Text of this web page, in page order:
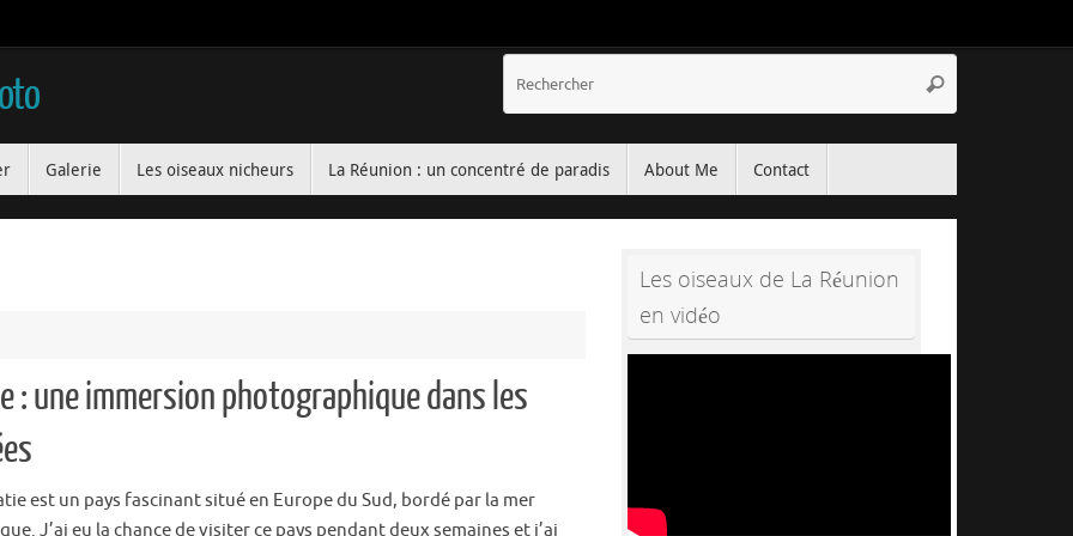
Rechercher
Galerie Les oiseaux nicheurs La Réunion : un concentré de paradis About Me Contact
: une immersion photographique dans les
est un pays fascinant situé en Europe du Sud, bordé par la mer
J’ai eu la chance de visiter ce pays pendant deux semaines et j’ai
Les oiseaux de La Réunion
en vidéo